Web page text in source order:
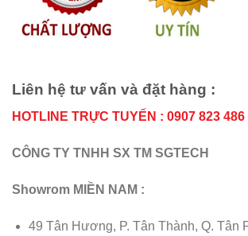
Liên hệ tư vấn và đặt hàng :
HOTLINE TRỰC TUYẾN : 0907 823 486
CÔNG TY TNHH SX TM SGTECH
Showrom MIỀN NAM :
49 Tân Hương, P. Tân Thành, Q. Tân